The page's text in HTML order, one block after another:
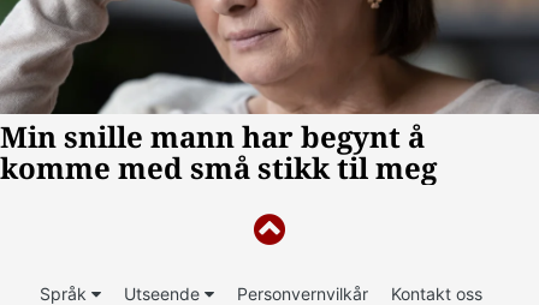
Språk Utseende Personvernvilkår
Kontakt oss